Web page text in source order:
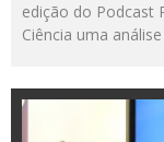
edição do Podcast
Ciência uma